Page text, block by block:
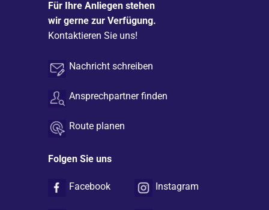
Für Ihre Anliegen stehen
wir gerne zur Verfügung.
Kontaktieren Sie uns!
Nachricht schreiben
Ansprechpartner finden
Route planen
Folgen Sie uns
Facebook Instagram